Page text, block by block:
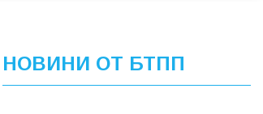
НОВИНИ ОТ БТПП